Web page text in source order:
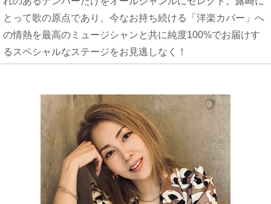
とって歌の原点であり、今なお持ち続ける「洋楽カバー」へ
の情熱を最高のミュージシャンと共に純度100%でお届けす
るスペシャルなステージをお見逃しなく！